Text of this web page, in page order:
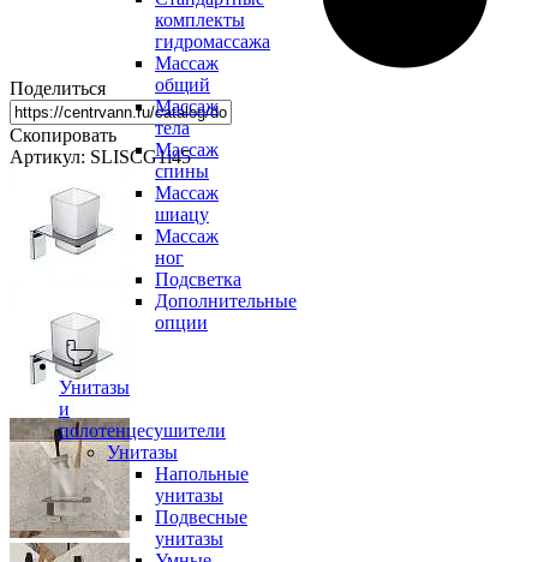
комплекты
гидромассажа
Массаж
общий
Массаж
тела
Массаж
спины
Массаж
шиацу
Массаж
ног
Подсветка
Дополнительные
опции
Унитазы
и
полотенцесушители
Унитазы
Напольные
унитазы
Подвесные
унитазы
Поделиться
Скопировать
Артикул: SLISCG1i45